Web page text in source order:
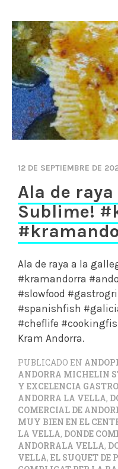
12 DE SEPTIEMBRE DE
Ala de
Sublime!
Ala de raya a la
#kramandorra
#slowfood
#spanishfish
#cheflife
Kram Andorra.
PUBLICADO EN
ANDORRA MICHELIN
Y EXCELENCIA
ANDORRA LA VELLA,
COMERCIAL DE
MUY BIEN EN EL
LA VELLA, DONDE
ANDORRALA VELLA,
VELLA, EL SUQUET DE